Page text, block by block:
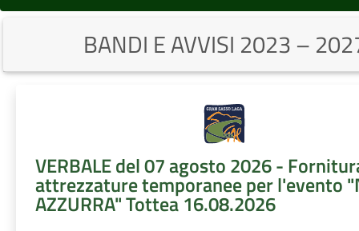
BANDI E AVVISI 2023 –
VERBALE del 07 agosto 2026 -
attrezzature temporanee per l'evento
AZZURRA" Tottea 16.08.2026